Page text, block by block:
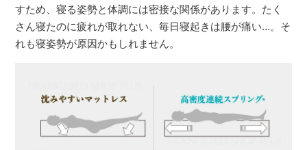
すため、寝る姿勢と体調には密接な関係があります。たく
さん寝たのに疲れが取れない、毎日寝起きは腰が痛い…。そ
れも寝姿勢が原因かもしれません。